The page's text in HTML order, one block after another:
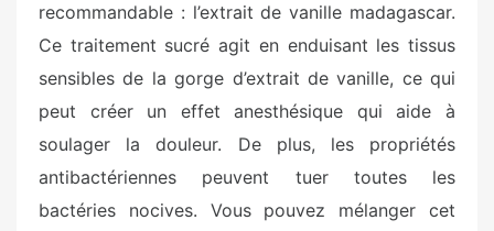
recommandable : l’extrait de vanille madagascar.
Ce traitement sucré agit en enduisant les tissus
sensibles de la gorge d’extrait de vanille, ce qui
peut créer un effet anesthésique qui aide à
soulager la douleur. De plus, les propriétés
antibactériennes peuvent tuer toutes les
bactéries nocives. Vous pouvez mélanger cet